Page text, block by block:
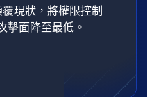
現狀，將權限控制
擊面降至最低。